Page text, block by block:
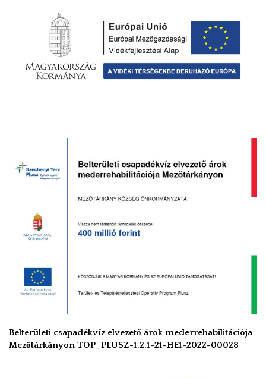
Belterületi csapadékvíz elvezető árok mederrehabilitációja
Mezőtárkányon TOP_PLUSZ-1.2.1-21-HE1-2022-00028